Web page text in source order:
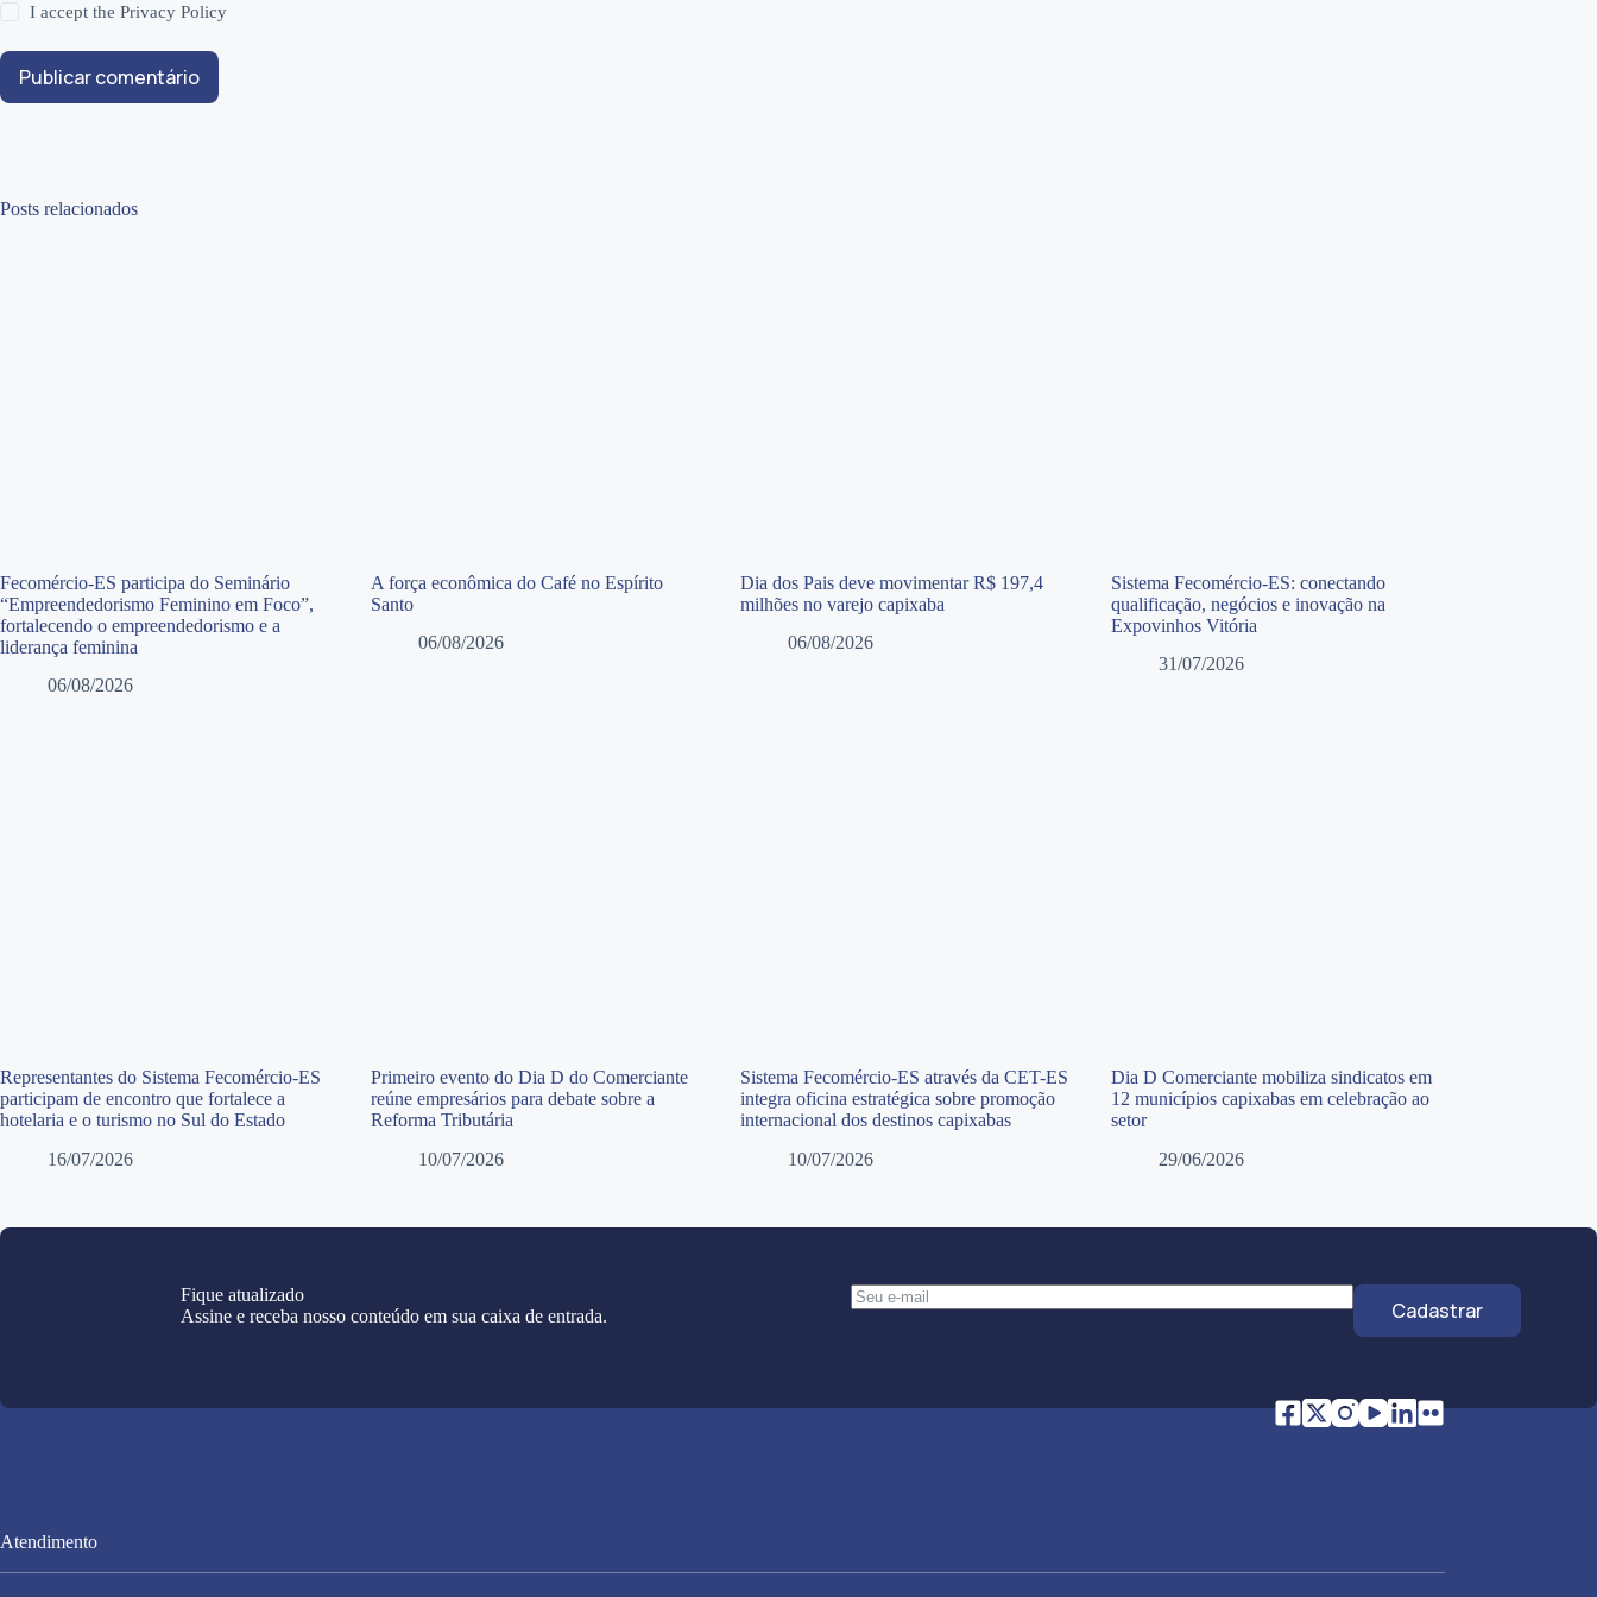
I accept thePrivacy Policy
Publicar comentário
Posts relacionados
Fecomércio-ES participa do Seminário
“Empreendedorismo Feminino em Foco”,
fortalecendo o empreendedorismo e a
liderança feminina
06/08/2026
A força econômica do Café no Espírito
Santo
06/08/2026
Dia dos Pais deve movimentar R$ 197,4
milhões no varejo capixaba
06/08/2026
Sistema Fecomércio-ES: conectando
qualificação, negócios e inovação na
Expovinhos Vitória
31/07/2026
Representantes do Sistema Fecomércio-ES
participam de encontro que fortalece a
hotelaria e o turismo no Sul do Estado
16/07/2026
Primeiro evento do Dia D do Comerciante
reúne empresários para debate sobre a
Reforma Tributária
10/07/2026
Sistema Fecomércio-ES através da CET-ES
integra oficina estratégica sobre promoção
internacional dos destinos capixabas
10/07/2026
Dia D Comerciante mobiliza sindicatos em
12 municípios capixabas em celebração ao
setor
29/06/2026
Fique atualizado
Assine e receba nosso conteúdo em sua caixa de entrada.
Cadastrar
Atendimento